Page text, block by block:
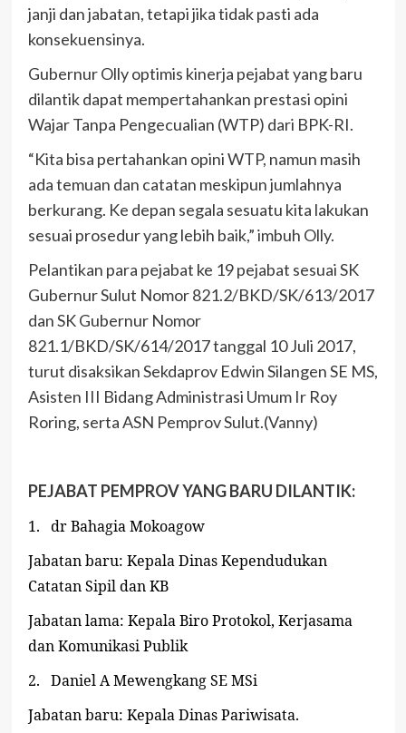
janji dan jabatan, tetapi jika tidak pasti ada
konsekuensinya.
Gubernur Olly optimis kinerja pejabat yang baru
dilantik dapat mempertahankan prestasi opini
Wajar Tanpa Pengecualian (WTP) dari BPK-RI.
“Kita bisa pertahankan opini WTP, namun masih
ada temuan dan catatan meskipun jumlahnya
berkurang. Ke depan segala sesuatu kita lakukan
sesuai prosedur yang lebih baik,” imbuh Olly.
Pelantikan para pejabat ke 19 pejabat sesuai SK
Gubernur Sulut Nomor 821.2/BKD/SK/613/2017
dan SK Gubernur Nomor
821.1/BKD/SK/614/2017 tanggal 10 Juli 2017,
turut disaksikan Sekdaprov Edwin Silangen SE MS,
Asisten III Bidang Administrasi Umum Ir Roy
Roring, serta ASN Pemprov Sulut.(Vanny)
PEJABAT PEMPROV YANG BARU DILANTIK:
1. dr Bahagia Mokoagow
Jabatan baru: Kepala Dinas Kependudukan
Catatan Sipil dan KB
Jabatan lama: Kepala Biro Protokol, Kerjasama
dan Komunikasi Publik
2. Daniel A Mewengkang SE MSi
Jabatan baru: Kepala Dinas Pariwisata.